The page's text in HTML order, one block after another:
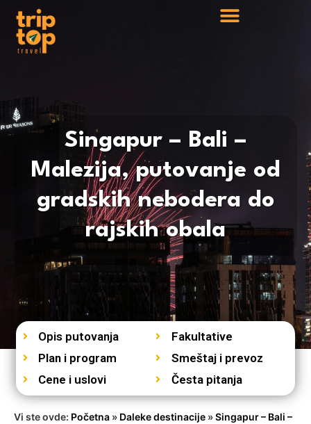
Singapur – Bali –
Malezija, putovanje od
gradskih nebodera do
rajskih obala
Opis putovanja
Plan i program
Cene i uslovi
Fakultative
Smeštaj i prevoz
Česta pitanja
Vi ste ovde: Početna » Daleke destinacije »Singapur – Bali –